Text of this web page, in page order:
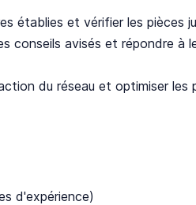
établies et vérifier les pièces
conseils avisés et répondre à
du réseau et optimiser les
d'expérience)